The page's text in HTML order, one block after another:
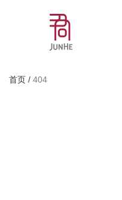
首页 / 404